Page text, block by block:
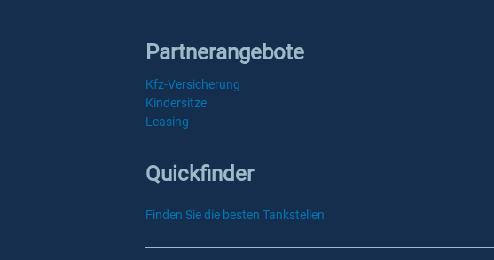
Partnerangebote
Kfz-Versicherung
Kindersitze
Leasing
Quickfinder
Finden Sie die besten Tankstellen